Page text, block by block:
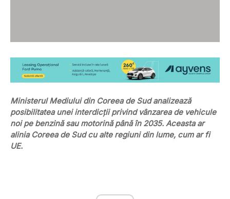
Ministerul Mediului din Coreea de Sud analizează
posibilitatea unei interdicții privind vânzarea de vehicule
noi pe benzină sau motorină până în 2035. Aceasta ar
alinia Coreea de Sud cu alte regiuni din lume, cum ar fi
UE.